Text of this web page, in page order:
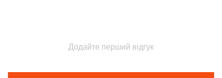
Додайте перший відгук